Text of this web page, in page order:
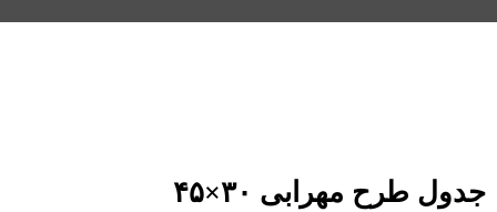
جدول طرح مهرابی ۳۰×۴۵